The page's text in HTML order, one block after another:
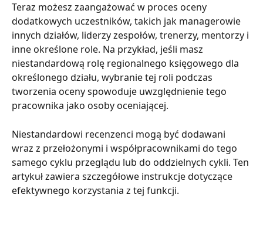
Teraz możesz zaangażować w proces oceny
dodatkowych uczestników, takich jak managerowie
innych działów, liderzy zespołów, trenerzy, mentorzy i
inne określone role. Na przykład, jeśli masz
niestandardową rolę regionalnego księgowego dla
określonego działu, wybranie tej roli podczas
tworzenia oceny spowoduje uwzględnienie tego
pracownika jako osoby oceniającej.
Niestandardowi recenzenci mogą być dodawani
wraz z przełożonymi i współpracownikami do tego
samego cyklu przeglądu lub do oddzielnych cykli. Ten
artykuł zawiera szczegółowe instrukcje dotyczące
efektywnego korzystania z tej funkcji.